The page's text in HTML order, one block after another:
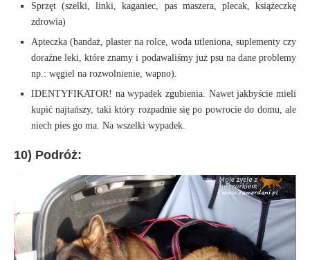
Sprzęt (szelki, linki, kaganiec, pas maszera, plecak, książeczkę
zdrowia)
Apteczka (bandaż, plaster na rolce, woda utleniona, suplementy czy
doraźne leki, które znamy i podawaliśmy już psu na dane problemy
np.: węgiel na rozwolnienie, wapno).
IDENTYFIKATOR! na wypadek zgubienia. Nawet jakbyście mieli
kupić najtańszy, taki który rozpadnie się po powrocie do domu, ale
niech pies go ma. Na wszelki wypadek.
10) Podróż: